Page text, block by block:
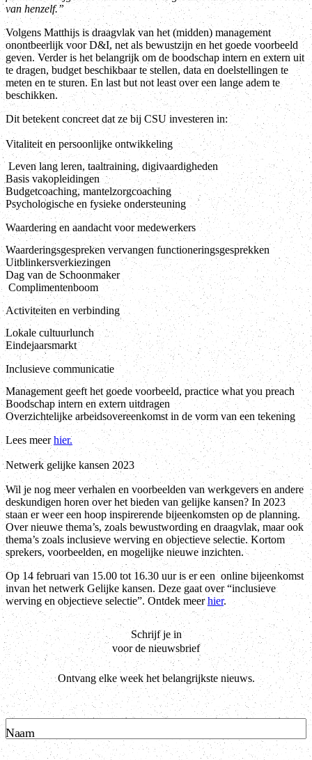
van henzelf.”
Volgens Matthijs is draagvlak van het (midden) management
onontbeerlijk voor D&I, net als bewustzijn en het goede voorbeeld
geven. Verder is het belangrijk om de boodschap intern en extern uit
te dragen, budget beschikbaar te stellen, data en doelstellingen te
meten en te sturen. En last but not least over een lange adem te
beschikken.
Dit betekent concreet dat ze bij CSU investeren in:
Vitaliteit en persoonlijke ontwikkeling
Leven lang leren, taaltraining, digivaardigheden
Basis vakopleidingen
Budgetcoaching, mantelzorgcoaching
Psychologische en fysieke ondersteuning
Waardering en aandacht voor medewerkers
Waarderingsgespreken vervangen functioneringsgesprekken
Uitblinkersverkiezingen
Dag van de Schoonmaker
Complimentenboom
Activiteiten en verbinding
Lokale cultuurlunch
Eindejaarsmarkt
Inclusieve communicatie
Management geeft het goede voorbeeld, practice what you preach
Boodschap intern en extern uitdragen
Overzichtelijke arbeidsovereenkomst in de vorm van een tekening
Lees meerhier.
Netwerk gelijke kansen 2023
Wil je nog meer verhalen en voorbeelden van werkgevers en andere
deskundigen horen over het bieden van gelijke kansen? In 2023
staan er weer een hoop inspirerende bijeenkomsten op de planning.
Over nieuwe thema’s, zoals bewustwording en draagvlak, maar ook
thema’s zoals inclusieve werving en objectieve selectie. Kortom
sprekers, voorbeelden, en mogelijke nieuwe inzichten.
Op 14 februari van 15.00 tot 16.30 uur is er een online bijeenkomst
invan het netwerk Gelijke kansen. Deze gaat over “inclusieve
werving en objectieve selectie”. Ontdek meerhier.
Schrijf je in
voor de nieuwsbrief
Ontvang elke week het belangrijkste nieuws.
Naam